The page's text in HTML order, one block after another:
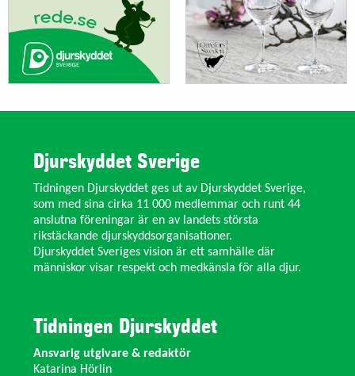
Djurskyddet Sverige
Tidningen Djurskyddet ges ut av Djurskyddet Sverige,
som med sina cirka 11 000 medlemmar och runt 44
anslutna föreningar är en av landets största
rikstäckande djurskyddsorganisationer.
Djurskyddet Sveriges vision är ett samhälle där
människor visar respekt och medkänsla för alla djur.
Tidningen Djurskyddet
Ansvarig utgivare & redaktör
Katarina Hörlin